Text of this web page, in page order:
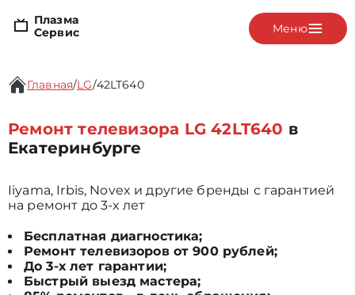
Плазма
Сервис
Меню
Главная/LG/42LT640
Ремонт телевизора LG 42LT640 в
Екатеринбурге
Iiyama, Irbis, Novex и другие бренды с гарантией
на ремонт до 3-х лет
Бесплатная диагностика;
Ремонт телевизоров от 900 рублей;
До 3-х лет гарантии;
Быстрый выезд мастера;